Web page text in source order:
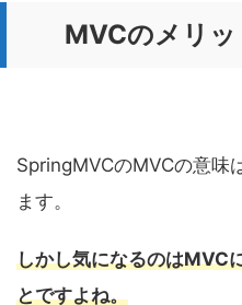
MVCのメリ
SpringMVCのMVCの意味
ます。
しかし気になるのはMVC
とですよね。